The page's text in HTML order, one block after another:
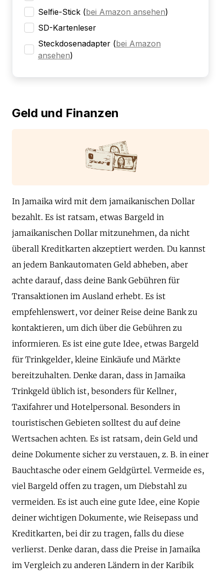
Selfie-Stick (bei Amazon ansehen)
SD-Kartenleser
Steckdosenadapter (bei Amazon
ansehen)
Geld und Finanzen
In Jamaika wird mit dem jamaikanischen Dollar
bezahlt. Es ist ratsam, etwas Bargeld in
jamaikanischen Dollar mitzunehmen, da nicht
überall Kreditkarten akzeptiert werden. Du kannst
an jedem Bankautomaten Geld abheben, aber
achte darauf, dass deine Bank Gebühren für
Transaktionen im Ausland erhebt. Es ist
empfehlenswert, vor deiner Reise deine Bank zu
kontaktieren, um dich über die Gebühren zu
informieren. Es ist eine gute Idee, etwas Bargeld
für Trinkgelder, kleine Einkäufe und Märkte
bereitzuhalten. Denke daran, dass in Jamaika
Trinkgeld üblich ist, besonders für Kellner,
Taxifahrer und Hotelpersonal. Besonders in
touristischen Gebieten solltest du auf deine
Wertsachen achten. Es ist ratsam, dein Geld und
deine Dokumente sicher zu verstauen, z. B. in einer
Bauchtasche oder einem Geldgürtel. Vermeide es,
viel Bargeld offen zu tragen, um Diebstahl zu
vermeiden. Es ist auch eine gute Idee, eine Kopie
deiner wichtigen Dokumente, wie Reisepass und
Kreditkarten, bei dir zu tragen, falls du diese
verlierst. Denke daran, dass die Preise in Jamaika
im Vergleich zu anderen Ländern in der Karibik